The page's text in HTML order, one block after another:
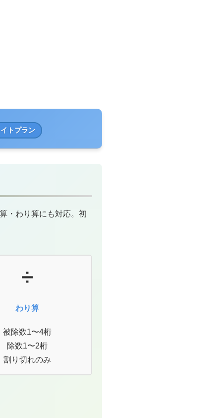
トプラン
・わり算にも対応。初
➗
わり算
被除数1〜4桁
除数1〜2桁
割り切れのみ